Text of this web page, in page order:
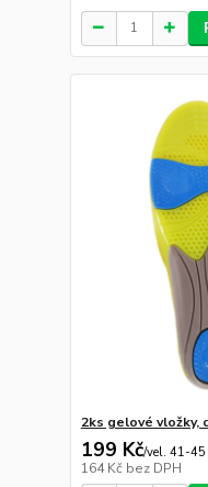
2ks gelové vložky,
199 Kč/vel. 41-45
164 Kč bez DPH